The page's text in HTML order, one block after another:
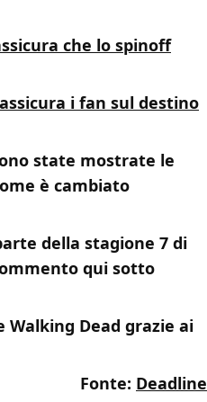
che lo spinoff
i fan sul destino
state mostrate le
è cambiato
della stagione 7 di
qui sotto
Dead grazie ai
Fonte: Deadline